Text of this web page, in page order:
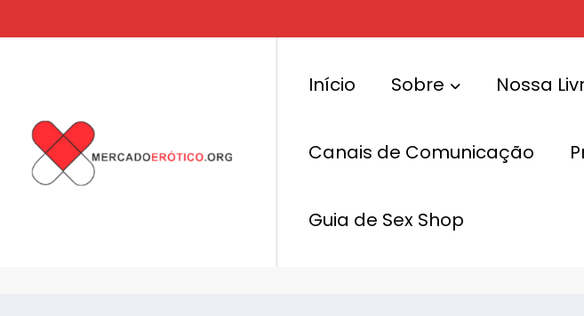
para
Início Sobre Nossa
Canais de Comunicação
Guia de Sex Shop
Pompoarismo Tântrico na Casa do